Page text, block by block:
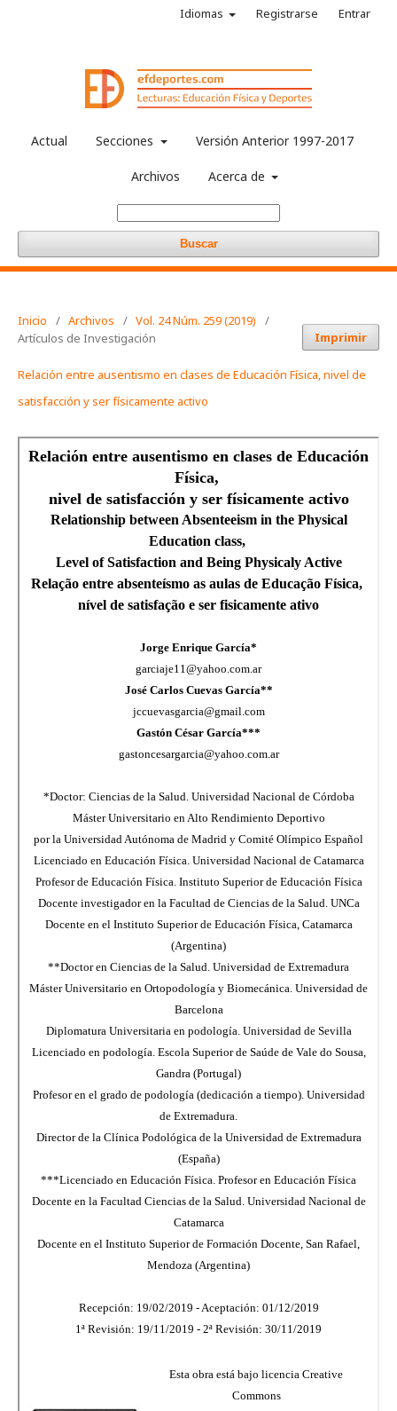
Actual Secciones Versión Anterior 1997-2017
Archivos Acerca de
Buscar
Idiomas Registrarse Entrar
Inicio / Archivos / Vol. 24 Núm. 259 (2019)
/
Artículos de Investigación
Imprimir
Relación entre ausentismo en clases de Educación Física, nivel de
satisfacción y ser físicamente activo